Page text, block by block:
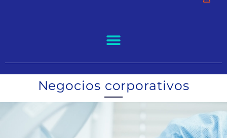
Negocios corporativos